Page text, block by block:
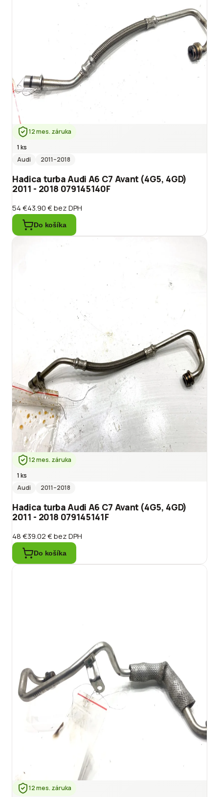
12 mes. záruka
1 ks
Audi
2011–2018
Hadica turba Audi A6 C7 Avant (4G5, 4GD)
2011 - 2018 079145140F
54 €43.90 €bez DPH
Do košíka
12 mes. záruka
1 ks
Audi
2011–2018
Hadica turba Audi A6 C7 Avant (4G5, 4GD)
2011 - 2018 079145141F
48 €39.02 €bez DPH
Do košíka
12 mes. záruka